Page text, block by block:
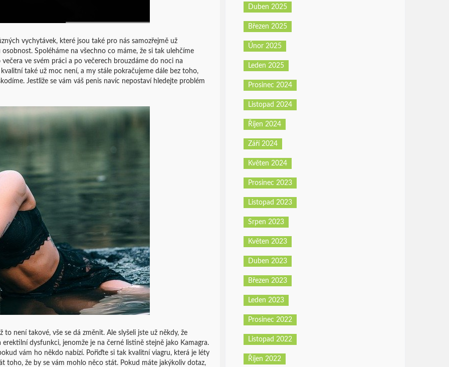
vychytávek, které jsou také pro nás samozřejmě už
Spoléháme na všechno co máme, že si tak ulehčíme
ve svém práci a po večerech brouzdáme do noci na
také už moc není, a my stále pokračujeme dále bez toho,
Jestliže se vám váš penis navíc nepostaví hledejte problém
není takové, vše se dá změnit. Ale slyšeli jste už někdy, že
erektilní dysfunkci, jenomže je na černé listině stejně jako Kamagra.
vám ho někdo nabízí. Pořiďte si tak kvalitní viagru, která je léty
toho, že by se vám mohlo něco stát. Pokud máte jakýkoliv dotaz,
Duben 2025
Březen 2025
Únor 2025
Leden 2025
Prosinec 2024
Listopad 2024
Říjen 2024
Září 2024
Květen 2024
Prosinec 2023
Listopad 2023
Srpen 2023
Květen 2023
Duben 2023
Březen 2023
Leden 2023
Prosinec 2022
Listopad 2022
Říjen 2022